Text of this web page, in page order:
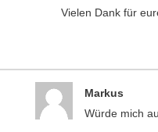
Vielen Dank für
Markus
Würde mich